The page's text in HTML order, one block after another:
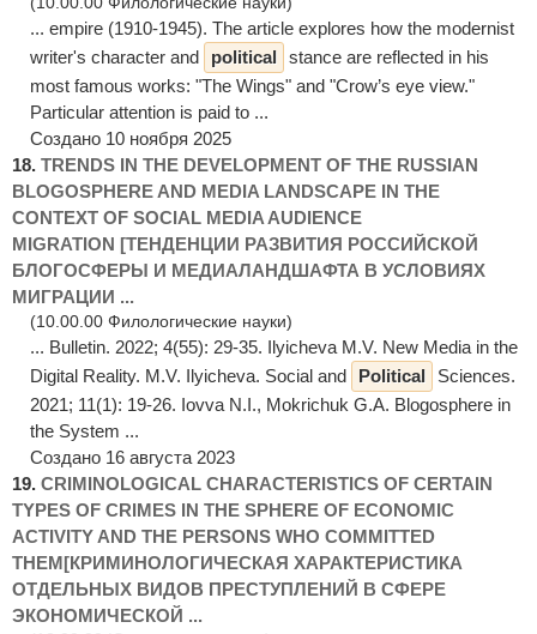
... empire (1910-1945). The article explores how the modernist
writer's character and
political stance are reflected in his
most famous works: "The Wings" and "Crow’s eye view."
Particular attention is paid to ...
Создано 10 ноября 2025
18. TRENDS IN THE DEVELOPMENT OF THE RUSSIAN
BLOGOSPHERE AND MEDIA LANDSCAPE IN THE
CONTEXT OF SOCIAL MEDIA AUDIENCE
MIGRATION [ТЕНДЕНЦИИ РАЗВИТИЯ РОССИЙСКОЙ
БЛОГОСФЕРЫ И МЕДИАЛАНДШАФТА В УСЛОВИЯХ
МИГРАЦИИ ...
(10.00.00 Филологические науки)
... Bulletin. 2022; 4(55): 29-35. Ilyicheva M.V. New Media in the
Digital Reality. M.V. Ilyicheva. Social and
Political
Sciences.
2021; 11(1): 19-26. Iovva N.I., Mokrichuk G.A. Blogosphere in
the System ...
Создано 16 августа 2023
19. CRIMINOLOGICAL CHARACTERISTICS OF CERTAIN
TYPES OF CRIMES IN THE SPHERE OF ECONOMIC
ACTIVITY AND THE PERSONS WHO COMMITTED
THEM[КРИМИНОЛОГИЧЕСКАЯ ХАРАКТЕРИСТИКА
ОТДЕЛЬНЫХ ВИДОВ ПРЕСТУПЛЕНИЙ В СФЕРЕ
ЭКОНОМИЧЕСКОЙ ...